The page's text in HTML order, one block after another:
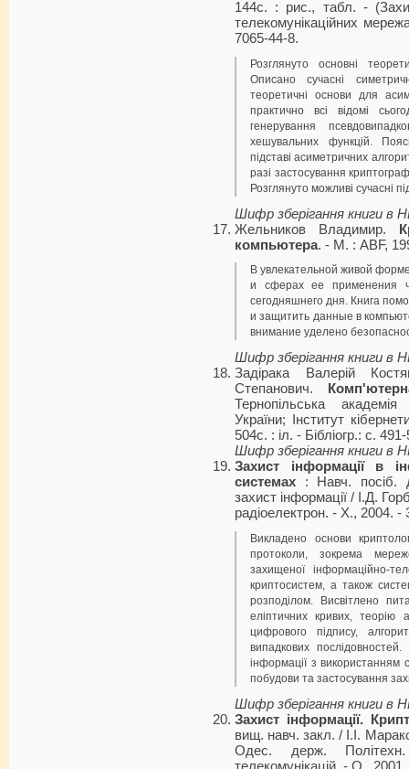
144с. : рис., табл. -
телекомунікаційних
7065-44-8.
Розглянуто основні
Описано сучасні
теоретичні основи для
практично всі відомі
генерування
хешувальних функцій.
підставі асиметричних
разі застосування
Розглянуто можливі сучасні
Шифр зберігання книги в
Жельников Владимир.
компьютера. - М. : АВF,
В увлекательной живой
и сферах ее применения
сегодняшнего дня. Книга
и защитить данные в
внимание уделено
Шифр зберігання книги в
Задірака Валерій
Степанович.
Тернопільська
України; Інститут
504с. : іл. - Бібліогр.: с.
Шифр зберігання книги в
Захист інформації в
системах : Навч. посіб.
захист інформації / І.Д.
радіоелектрон. - Х., 2004. -
Викладено основи
протоколи, зокрема
захищеної інформаційно-
криптосистем, а також
розподілом. Висвітлено
еліптичних кривих, теорію
цифрового підпису,
випадкових
інформації з використанням
побудови та застосування
Шифр зберігання книги в
Захист інформації.
вищ. навч. закл. / І.І.
Одес. держ.
телекомунікацій. - О.,